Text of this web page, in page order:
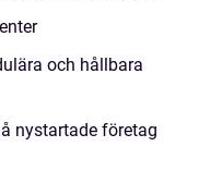
och hållbara
nystartade företag